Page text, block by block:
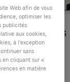
Sacs Cabas
DÉCOUVRIR
Web afin de vous
optimiser les
publicités
aux cookies,
à l'exception
sans
en cliquant sur «
en matière